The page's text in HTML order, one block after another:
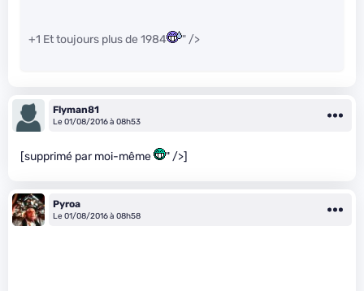
+1 Et toujours plus de 1984 " />
Flyman81
Le 01/08/2016 à 08h53
[supprimé par moi-même " />]
Pyroa
Le 01/08/2016 à 08h58